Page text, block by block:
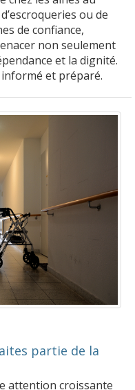
ou de
de confiance,
non seulement
et la dignité.
et préparé.
partie de la
attention croissante